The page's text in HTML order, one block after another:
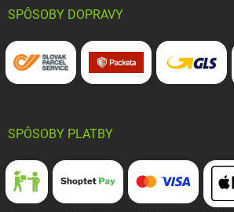
SPÔSOBY DOPRAVY
SPÔSOBY PLATBY